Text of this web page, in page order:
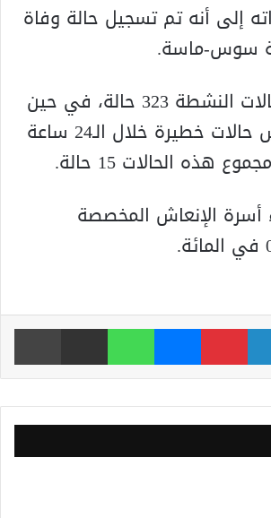
إلى أنه تم تسجيل حالة وفاة
سوس-ماسة.
وبلغ مجموع الحالات النشطة 323 حالة، في حين
تم تسجيل خمس حالات خطيرة خلال الـ24 ساعة
هذه الحالات 15 حالة.
الإنعاش المخصصة
لينكدإن بينتيريست ماسنجر واتساب مشاركة عبر البريد